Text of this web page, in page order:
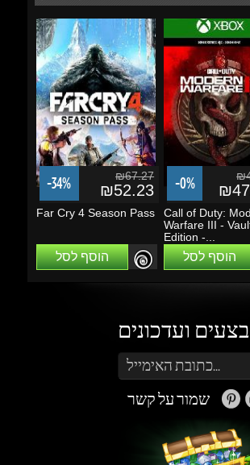
-34% ₪67.27
₪52.23
Far Cry 4 Season Pass
הוסף לסל
-0%
Call of Duty:
Warfare III - Vault
Edition -...
הוסף לסל
ועדכונים
שלך כדי להירשם לעדכונים ומבצעים
שמור על קשר
זה נראה מעניין...